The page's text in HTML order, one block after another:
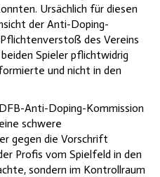
Ursächlich für diesen
der Anti-Doping-
des Vereins
Spieler pflichtwidrig
und nicht in den
Anti-Doping-Kommission
schwere
gegen die Vorschrift
Profis vom Spielfeld in den
sondern im Kontrollraum